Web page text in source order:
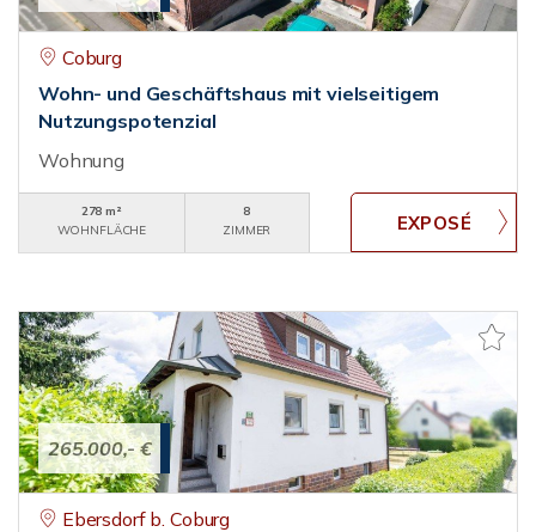
Coburg
Wohn- und Geschäftshaus mit vielseitigem
Nutzungspotenzial
Wohnung
278 m²
WOHNFLÄCHE
8
ZIMMER
265.000,- €
Ebersdorf b. Coburg